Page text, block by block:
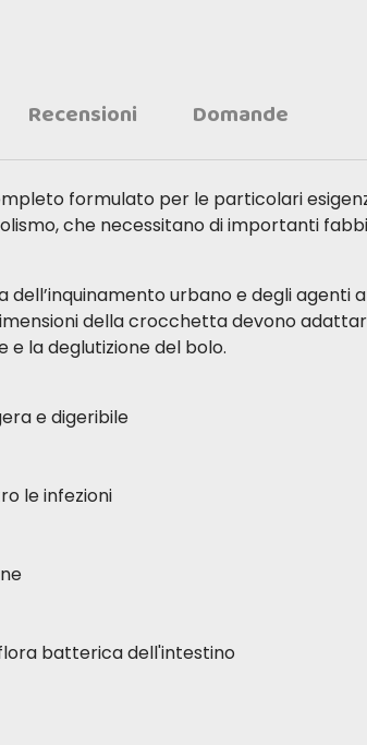
Recensioni Domande
formulato per le particolari
che necessitano di importanti
dell’inquinamento urbano e degli
della crocchetta devono
e la deglutizione del bolo.
e digeribile
le infezioni
batterica dell'intestino